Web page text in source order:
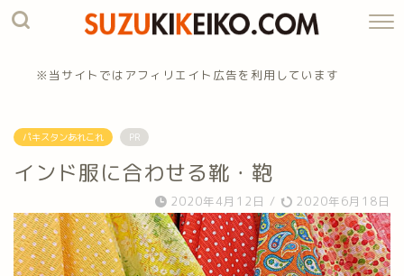
※当サイトではアフィリエイト広告を利用しています
パキスタンあれこれ PR
インド服に合わせる靴・鞄
2020年4月12日 / 2020年6月18日